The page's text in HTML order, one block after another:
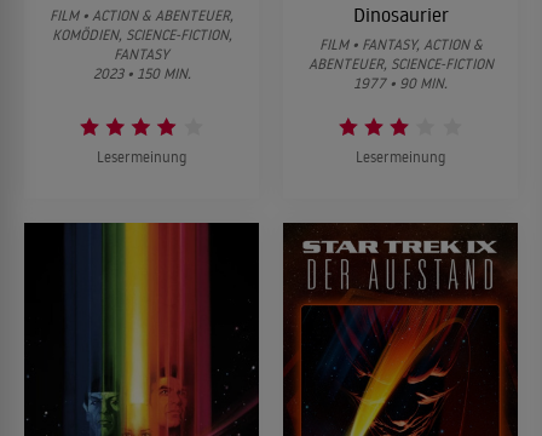
FILM • ACTION & ABENTEUER,
KOMÖDIEN, SCIENCE-FICTION,
FANTASY
2023 • 150 MIN.
Lesermeinung
Dinosaurier
FILM • FANTASY, ACTION &
ABENTEUER, SCIENCE-FICTION
1977 • 90 MIN.
Lesermeinung